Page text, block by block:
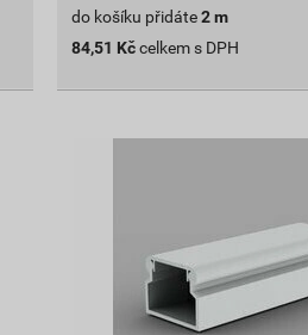
do košíku přidáte2m
84,51 Kčcelkem s DPH